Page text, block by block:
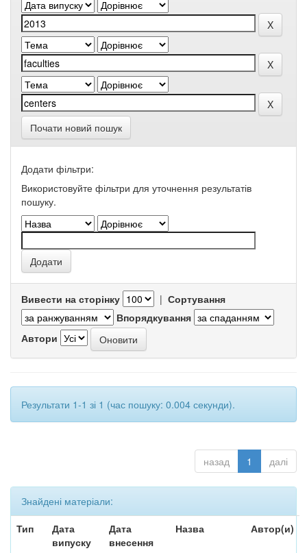
Почати новий пошук
Додати фільтри:
Використовуйте фільтри для уточнення результатів
пошуку.
Вивести на сторінку | Сортування
Впорядкування
Автори
Результати 1-1 зі 1 (час пошуку: 0.004 секунди).
назад 1 далі
Знайдені матеріали:
Тип
Дата
випуску
Дата
внесення
Назва Автор(и)